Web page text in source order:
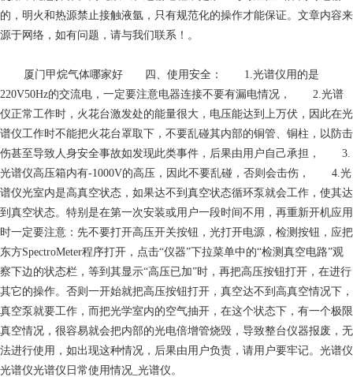
的，明火和热源禁止接触液氩，只有规范化的操作才能保证。文章内容来
源于网络，如有问题，请与我们联系！。
厦门甲烷气体哪家好 四、使用安全： 1.光谱仪用的是
220V50Hz的交流电，一定要注意电器连接不要有漏电情况， 2.光谱
仪正常工作时，火花台激发处的能量很大，电压能达到上万伏，因此在光
谱仪工作时不能把火花台罩取下，不要乱碰其内部的铜管、铜柱，以防击
伤甚至导致人身安全事故如发现此类事件，后果由用户自己承担， 3.
光谱仪高压箱内有-1000V的高压，因此不要乱碰，否则会击伤， 4.光
谱仪光室内是高真空状态，如果达不到真空状态循环泵就会工作，使其达
到真空状态。特别是在第一次安装或用户一段时间不用，再重新开机应用
时一定要注意：先不要打开高压开关按钮，光打开电源，检测按钮，应把
东方SpectroMeter程序打开，点击“仪器”下拉菜单中的“检测真空电路”观
察下边的状态栏，等到其显示“高压已加”时，再把高压按钮打开，在进行
其它的操作。否则一开始就把高压按钮打开，真空达不到高真空情况下，
真空泵就要工作，而把光学室内的空气抽开，在这个状态下，有一个极限
真空情况，很容易就会把内部的光电倍增管烧毁，导致整台仪器报废，无
法进行使用，如出现这种情况，后果由用户负责，请用户要牢记。光谱仪
光谱仪光谱仪日常使用情况_光谱仪。